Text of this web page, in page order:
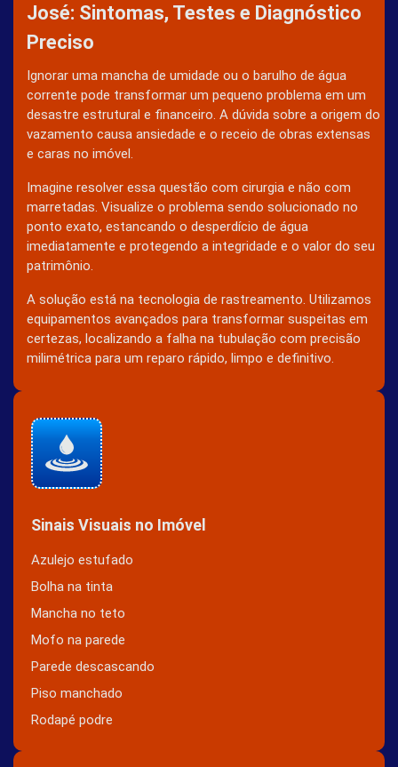
José: Sintomas, Testes e Diagnóstico
Preciso
Ignorar uma mancha de umidade ou o barulho de água
corrente pode transformar um pequeno problema em um
desastre estrutural e financeiro. A dúvida sobre a origem do
vazamento causa ansiedade e o receio de obras extensas
e caras no imóvel.
Imagine resolver essa questão com cirurgia e não com
marretadas. Visualize o problema sendo solucionado no
ponto exato, estancando o desperdício de água
imediatamente e protegendo a integridade e o valor do seu
patrimônio.
A solução está na tecnologia de rastreamento. Utilizamos
equipamentos avançados para transformar suspeitas em
certezas, localizando a falha na tubulação com precisão
milimétrica para um reparo rápido, limpo e definitivo.
Sinais Visuais no Imóvel
Azulejo estufado
Bolha na tinta
Mancha no teto
Mofo na parede
Parede descascando
Piso manchado
Rodapé podre